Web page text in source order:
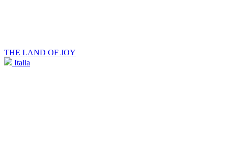
THE LAND OF JOY
Italia